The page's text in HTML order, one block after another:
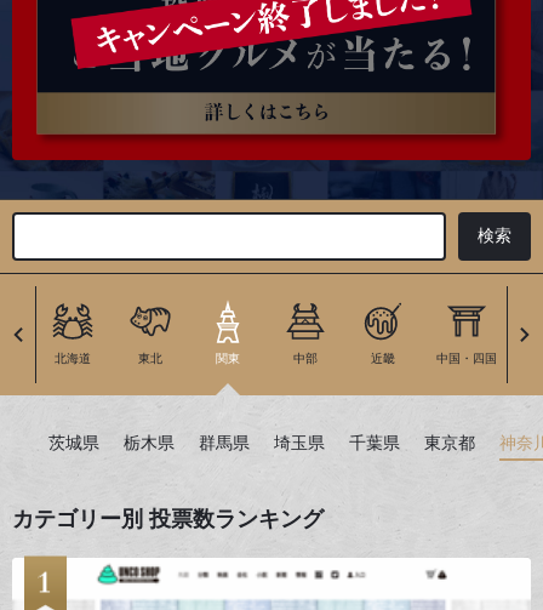
北海道 東北 関東 中部 近畿 中国・四国
茨城県 栃木県 群馬県 埼玉県 千葉県 東京都 神奈
カテゴリー別 投票数ランキング